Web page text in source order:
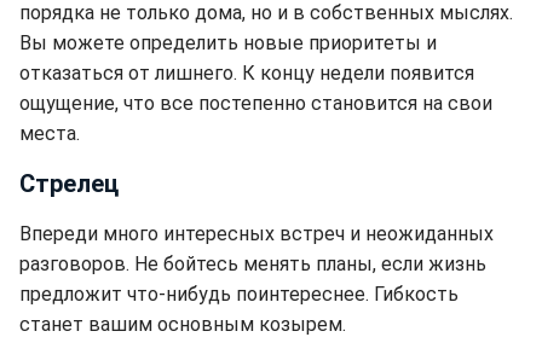
порядка не только дома, но и в собственных мыслях.
Вы можете определить новые приоритеты и
отказаться от лишнего. К концу недели появится
ощущение, что все постепенно становится на свои
места.
Стрелец
Впереди много интересных встреч и неожиданных
разговоров. Не бойтесь менять планы, если жизнь
предложит что-нибудь поинтереснее. Гибкость
станет вашим основным козырем.